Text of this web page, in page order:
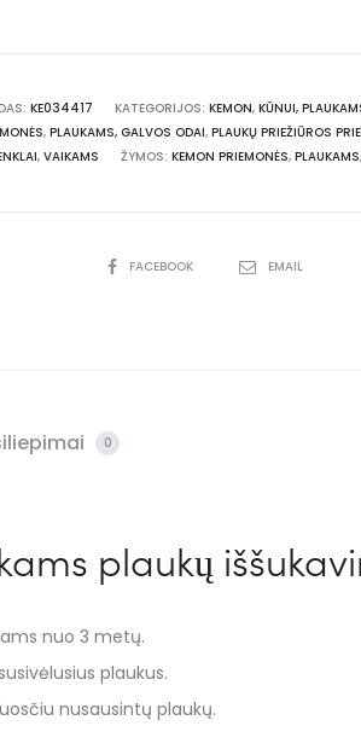
KE034417 KATEGORIJOS: KEMON, KŪNUI,
, PLAUKAMS, GALVOS ODAI, PLAUKŲ PRIEŽIŪROS
, VAIKAMS ŽYMOS: KEMON PRIEMONĖS, PLAUKAMS,
FACEBOOK EMAIL
0
plaukų
nuo 3 metų.
plaukus.
nusausintų plaukų.